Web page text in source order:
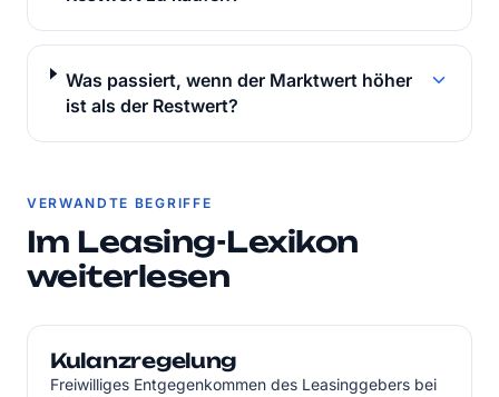
Was passiert, wenn der Marktwert höher
ist als der Restwert?
VERWANDTE BEGRIFFE
Im Leasing-Lexikon
weiterlesen
Kulanzregelung
Freiwilliges Entgegenkommen des Leasinggebers bei